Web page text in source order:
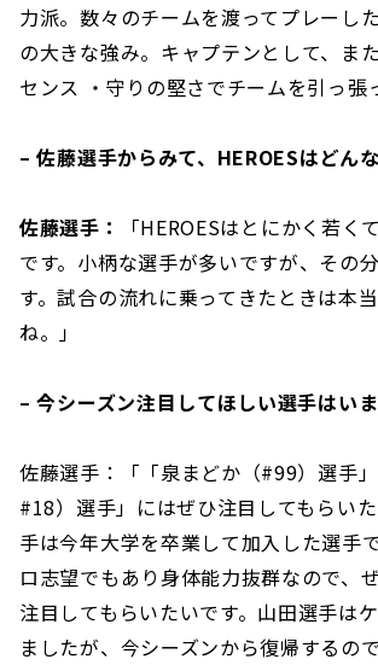
力派。数々のチームを渡ってプレーし
の大きな強み。キャプテンとして、ま
センス ・守りの堅さでチームを引っ張
– 佐藤選手からみて、HEROESはどん
佐藤選手：
「HEROESはとにかく若く
です。小柄な選手が多いですが、その
す。試合の流れに乗ってきたときは本
ね。」
– 今シーズン注目してほしい選手はい
佐藤選手：「「泉まどか（#99）選手
#18）選手」にはぜひ注目してもらい
手は今年大学を卒業して加入した選手
ロ志望でもあり身体能力抜群なので、
注目してもらいたいです。山田選手は
ましたが、今シーズンから復帰するの